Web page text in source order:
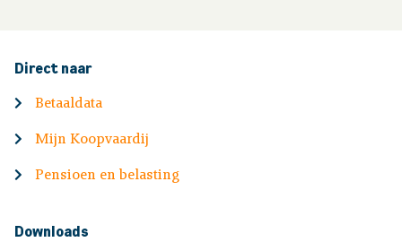
Direct naar
Betaaldata
Mijn Koopvaardij
Pensioen en belasting
Downloads